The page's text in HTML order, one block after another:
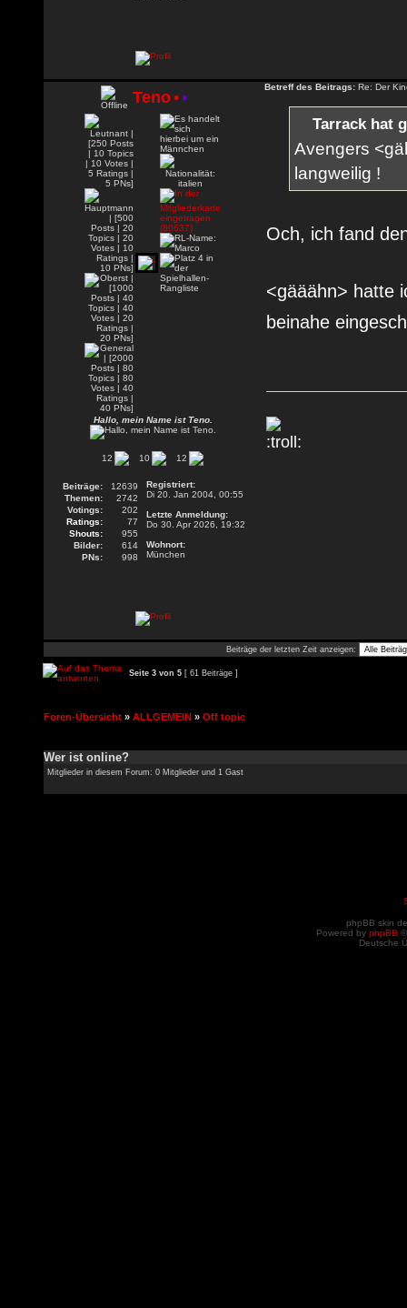
Teno••
Hallo, mein Name ist Teno.
12 10 12
Beiträge:
12639
Themen:
2742
Votings:
202
Ratings:
77
Shouts:
955
Bilder:
614
PNs:
998
Registriert:
Di 20. Jan 2004, 00:55
Letzte Anmeldung:
Do 30. Apr 2026, 19:32
Wohnort:
München
Betreff des Beitrags: Re: Der
Tarrack hat
Avengers
langweilig !
Och, ich fand
<gääähn> hatte
beinahe
Beiträge der letzten Zeit anzeigen:
Seite 3 von 5 [ 61 Beiträge ]
Foren-Übersicht » ALLGEMEIN » Off topic
Wer ist online?
Mitglieder in diesem Forum: 0 Mitglieder und 1 Gast
phpBB skin
Powered by phpBB
Deutsche